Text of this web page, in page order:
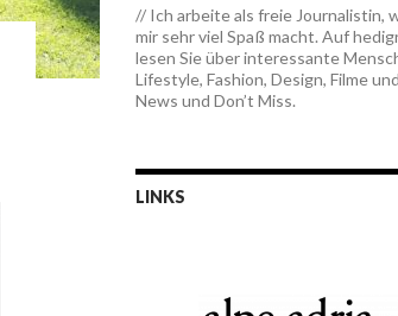
// Ich arbeite als freie Journalistin,
mir sehr viel Spaß macht. Auf
lesen Sie über interessante
Lifestyle, Fashion, Design, Filme
News und Don’t Miss.
LINKS